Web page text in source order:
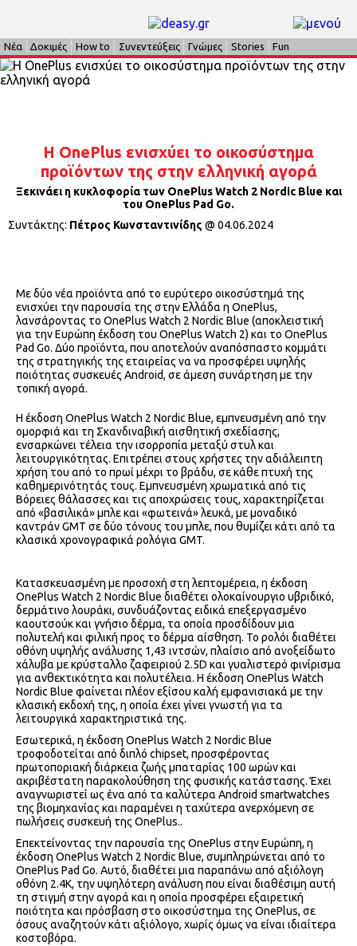
Νέα Δοκιμές How to Συνεντεύξεις Γνώμες Stories Fun
Η OnePlus ενισχύει το οικοσύστημα
προϊόντων της στην ελληνική αγορά
Ξεκινάει η κυκλοφορία των OnePlus Watch 2 Nordic Blue και
του OnePlus Pad Go.
Συντάκτης: Πέτρος Κωνσταντινίδης @ 04.06.2024
Με δύο νέα προϊόντα από το ευρύτερο οικοσύστημά της
ενισχύει την παρουσία της στην Ελλάδα η OnePlus,
λανσάροντας το OnePlus Watch 2 Nordic Blue (αποκλειστική
για την Ευρώπη έκδοση του OnePlus Watch 2) και το OnePlus
Pad Go. Δύο προϊόντα, που αποτελούν αναπόσπαστο κομμάτι
της στρατηγικής της εταιρείας να να προσφέρει υψηλής
ποιότητας συσκευές Android, σε άμεση συνάρτηση με την
τοπική αγορά.
Η έκδοση OnePlus Watch 2 Nordic Blue, εμπνευσμένη από την
ομορφιά και τη Σκανδιναβική αισθητική σχεδίασης,
ενσαρκώνει τέλεια την ισορροπία μεταξύ στυλ και
λειτουργικότητας. Επιτρέπει στους χρήστες την αδιάλειπτη
χρήση του από το πρωί μέχρι το βράδυ, σε κάθε πτυχή της
καθημερινότητάς τους. Εμπνευσμένη χρωματικά από τις
Βόρειες θάλασσες και τις αποχρώσεις τους, χαρακτηρίζεται
από «βασιλικά» μπλε και «φωτεινά» λευκά, με μοναδικό
καντράν GMT σε δύο τόνους του μπλε, που θυμίζει κάτι από τα
κλασικά χρονογραφικά ρολόγια GMT.
Κατασκευασμένη με προσοχή στη λεπτομέρεια, η έκδοση
OnePlus Watch 2 Nordic Blue διαθέτει ολοκαίνουργιο υβριδικό,
δερμάτινο λουράκι, συνδυάζοντας ειδικά επεξεργασμένο
καουτσούκ και γνήσιο δέρμα, τα οποία προσδίδουν μια
πολυτελή και φιλική προς το δέρμα αίσθηση. Το ρολόι διαθέτει
οθόνη υψηλής ανάλυσης 1,43 ιντσών, πλαίσιο από ανοξείδωτο
χάλυβα με κρύσταλλο ζαφειριού 2.5D και γυαλιστερό φινίρισμα
για ανθεκτικότητα και πολυτέλεια. Η έκδοση OnePlus Watch
Nordic Blue φαίνεται πλέον εξίσου καλή εμφανισιακά με την
κλασική εκδοχή της, η οποία έχει γίνει γνωστή για τα
λειτουργικά χαρακτηριστικά της.
Εσωτερικά, η έκδοση OnePlus Watch 2 Nordic Blue
τροφοδοτείται από διπλό chipset, προσφέροντας
πρωτοποριακή διάρκεια ζωής μπαταρίας 100 ωρών και
ακριβέστατη παρακολούθηση της φυσικής κατάστασης. Έχει
αναγνωριστεί ως ένα από τα καλύτερα Android smartwatches
της βιομηχανίας και παραμένει η ταχύτερα ανερχόμενη σε
πωλήσεις συσκευή της OnePlus..
Επεκτείνοντας την παρουσία της OnePlus στην Ευρώπη, η
έκδοση OnePlus Watch 2 Nordic Blue, συμπληρώνεται από το
OnePlus Pad Go. Αυτό, διαθέτει μια παραπάνω από αξιόλογη
οθόνη 2.4K, την υψηλότερη ανάλυση που είναι διαθέσιμη αυτή
τη στιγμή στην αγορά και η οποία προσφέρει εξαιρετική
ποιότητα και πρόσβαση στο οικοσύστημα της OnePlus, σε
όσους αναζητούν κάτι αξιόλογο, χωρίς όμως να είναι ιδιαίτερα
κοστοβόρα.